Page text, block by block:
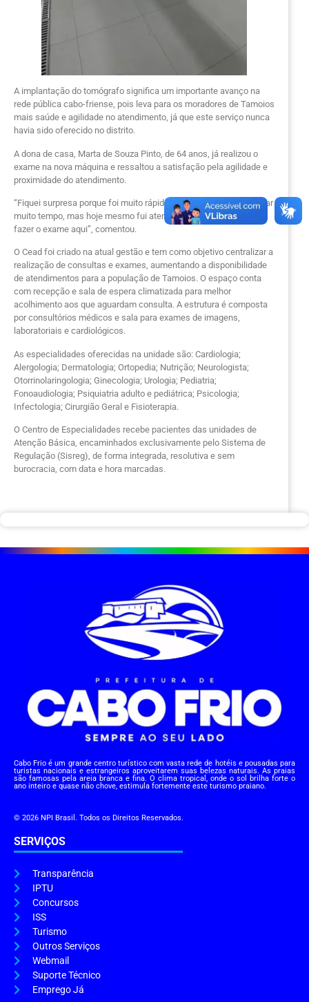
A implantação do tomógrafo significa um importante avanço na
rede pública cabo-friense, pois leva para os moradores de Tamoios
mais saúde e agilidade no atendimento, já que este serviço nunca
havia sido oferecido no distrito.
A dona de casa, Marta de Souza Pinto, de 64 anos, já realizou o
exame na nova máquina e ressaltou a satisfação pela agilidade e
proximidade do atendimento.
“Fiquei surpresa porque foi muito rápido. Pensei que fosse esperar
muito tempo, mas hoje mesmo fui atendida. É maravilhoso poder
fazer o exame aqui”, comentou.
O Cead foi criado na atual gestão e tem como objetivo centralizar a
realização de consultas e exames, aumentando a disponibilidade
de atendimentos para a população de Tamoios. O espaço conta
com recepção e sala de espera climatizada para melhor
acolhimento aos que aguardam consulta. A estrutura é composta
por consultórios médicos e sala para exames de imagens,
laboratoriais e cardiológicos.
As especialidades oferecidas na unidade são: Cardiologia;
Alergologia; Dermatologia; Ortopedia; Nutrição; Neurologista;
Otorrinolaringologia; Ginecologia; Urologia; Pediatria;
Fonoaudiologia; Psiquiatria adulto e pediátrica; Psicologia;
Infectologia; Cirurgião Geral e Fisioterapia.
O Centro de Especialidades recebe pacientes das unidades de
Atenção Básica, encaminhados exclusivamente pelo Sistema de
Regulação (Sisreg), de forma integrada, resolutiva e sem
burocracia, com data e hora marcadas.
Cabo Frio é um grande centro turístico com vasta rede de hotéis e pousadas para
turistas nacionais e estrangeiros aproveitarem suas belezas naturais. As praias
são famosas pela areia branca e fina. O clima tropical, onde o sol brilha forte o
ano inteiro e quase não chove, estimula fortemente este turismo praiano.
© 2026 NPI Brasil. Todos os Direitos Reservados.
SERVIÇOS
Transparência
IPTU
Concursos
ISS
Turismo
Outros Serviços
Webmail
Suporte Técnico
Emprego Já